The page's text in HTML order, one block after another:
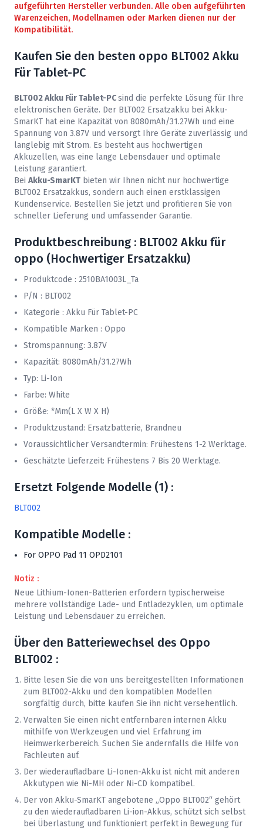
aufgeführten Hersteller verbunden. Alle oben aufgeführten
Warenzeichen, Modellnamen oder Marken dienen nur der
Kompatibilität.
Kaufen Sie den besten oppo BLT002 Akku
Für Tablet-PC
BLT002 Akku Für Tablet-PCsind die perfekte Lösung für Ihre
elektronischen Geräte. Der BLT002 Ersatzakku bei Akku-
SmarKT hat eine Kapazität von 8080mAh/31.27Wh und eine
Spannung von 3.87V und versorgt Ihre Geräte zuverlässig und
langlebig mit Strom. Es besteht aus hochwertigen
Akkuzellen, was eine lange Lebensdauer und optimale
Leistung garantiert.
Bei Akku-SmarKT bieten wir Ihnen nicht nur hochwertige
BLT002 Ersatzakkus, sondern auch einen erstklassigen
Kundenservice. Bestellen Sie jetzt und profitieren Sie von
schneller Lieferung und umfassender Garantie.
Produktbeschreibung : BLT002 Akku für
oppo (Hochwertiger Ersatzakku)
Produktcode : 2510BA1003L_Ta
P/N : BLT002
Kategorie : Akku Für Tablet-PC
Kompatible Marken : Oppo
Stromspannung: 3.87V
Kapazität: 8080mAh/31.27Wh
Typ: Li-Ion
Farbe: White
Größe: *mm(L X W X H)
Produktzustand: Ersatzbatterie, Brandneu
Voraussichtlicher Versandtermin: Frühestens 1-2 Werktage.
Geschätzte Lieferzeit: Frühestens 7 Bis 20 Werktage.
Ersetzt Folgende Modelle (1) :
BLT002
Kompatible Modelle :
For OPPO Pad 11 OPD2101
Notiz :
Neue Lithium-Ionen-Batterien erfordern typischerweise
mehrere vollständige Lade- und Entladezyklen, um optimale
Leistung und Lebensdauer zu erreichen.
Über den Batteriewechsel des Oppo
BLT002 :
Bitte lesen Sie die von uns bereitgestellten Informationen
zum BLT002-Akku und den kompatiblen Modellen
sorgfältig durch, bitte kaufen Sie ihn nicht versehentlich.
Verwalten Sie einen nicht entfernbaren internen Akku
mithilfe von Werkzeugen und viel Erfahrung im
Heimwerkerbereich. Suchen Sie andernfalls die Hilfe von
Fachleuten auf.
Der wiederaufladbare Li-Ionen-Akku ist nicht mit anderen
Akkutypen wie Ni-MH oder Ni-CD kompatibel.
Der von Akku-SmarKT angebotene „Oppo BLT002“ gehört
zu den wiederaufladbaren Li-ion-Akkus, schützt sich selbst
bei Überlastung und funktioniert perfekt in Bewegung für